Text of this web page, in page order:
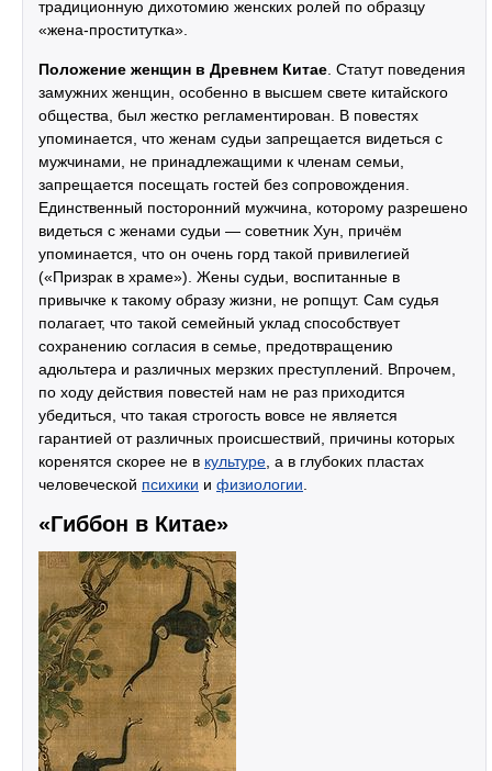
традиционную дихотомию женских ролей по образцу
«жена-проститутка».
Положение женщин в Древнем Китае . Статут поведения
замужних женщин, особенно в высшем свете китайского
общества, был жестко регламентирован. В повестях
упоминается, что женам судьи запрещается видеться с
мужчинами, не принадлежащими к членам семьи,
запрещается посещать гостей без сопровождения.
Единственный посторонний мужчина, которому разрешено
видеться с женами судьи — советник Хун, причём
упоминается, что он очень горд такой привилегией
(«Призрак в храме»). Жены судьи, воспитанные в
привычке к такому образу жизни, не ропщут. Сам судья
полагает, что такой семейный уклад способствует
сохранению согласия в семье, предотвращению
адюльтера и различных мерзких преступлений. Впрочем,
по ходу действия повестей нам не раз приходится
убедиться, что такая строгость вовсе не является
гарантией от различных происшествий, причины которых
коренятся скорее не в культуре , а в глубоких пластах
человеческой психики и физиологии
«Гиббон в Китае»